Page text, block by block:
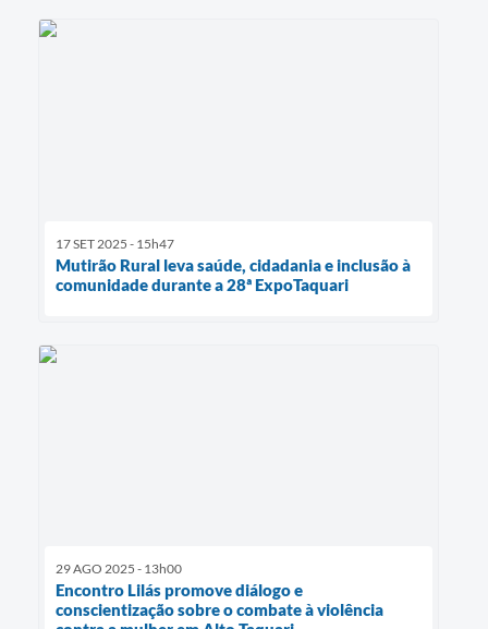
17 SET 2025 - 15h47
Mutirão Rural leva saúde, cidadania e inclusão à
comunidade durante a 28ª ExpoTaquari
29 AGO 2025 - 13h00
Encontro Lilás promove diálogo e
conscientização sobre o combate à violência